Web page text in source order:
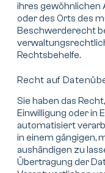
ihres gewöhnlichen
oder des Orts des
Beschwerderecht
Rechtsbehelfe.
Recht auf
Sie haben das
Einwilligung oder in
automatisiert
in einem gängigen,
aushändigen zu
Übertragung der